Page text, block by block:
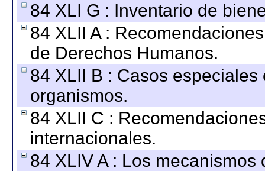
84 XLI G : Inventario de
84 XLII A :
de Derechos Humanos.
84 XLII B : Casos
organismos.
84 XLII C :
internacionales.
84 XLIV A : Los